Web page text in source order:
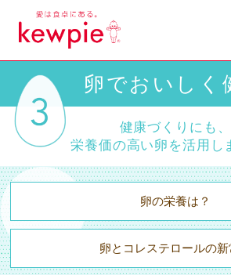
卵でおいしく
健康づくりにも、
栄養価の高い卵を活用し
卵の栄養は？
卵とコレステロールの新